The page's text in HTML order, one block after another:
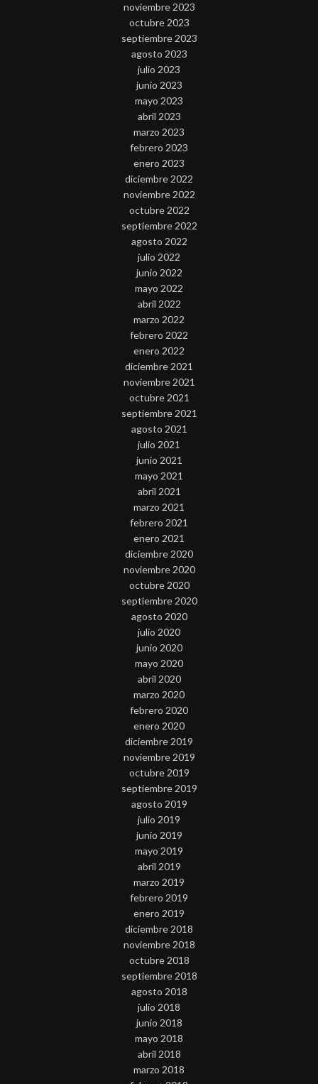
noviembre 2023
octubre 2023
septiembre 2023
agosto 2023
julio 2023
junio 2023
mayo 2023
abril 2023
marzo 2023
febrero 2023
enero 2023
diciembre 2022
noviembre 2022
octubre 2022
septiembre 2022
agosto 2022
julio 2022
junio 2022
mayo 2022
abril 2022
marzo 2022
febrero 2022
enero 2022
diciembre 2021
noviembre 2021
octubre 2021
septiembre 2021
agosto 2021
julio 2021
junio 2021
mayo 2021
abril 2021
marzo 2021
febrero 2021
enero 2021
diciembre 2020
noviembre 2020
octubre 2020
septiembre 2020
agosto 2020
julio 2020
junio 2020
mayo 2020
abril 2020
marzo 2020
febrero 2020
enero 2020
diciembre 2019
noviembre 2019
octubre 2019
septiembre 2019
agosto 2019
julio 2019
junio 2019
mayo 2019
abril 2019
marzo 2019
febrero 2019
enero 2019
diciembre 2018
noviembre 2018
octubre 2018
septiembre 2018
agosto 2018
julio 2018
junio 2018
mayo 2018
abril 2018
marzo 2018